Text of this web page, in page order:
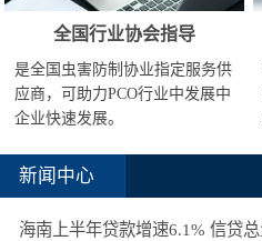
全国行业协会指导
是全国虫害防制协业指定服务供
应商，可助力PCO行业中发展中
企业快速发展。
新闻中心